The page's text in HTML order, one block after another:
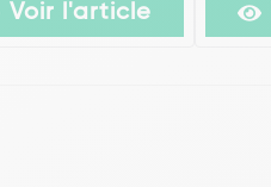
Voir l'article